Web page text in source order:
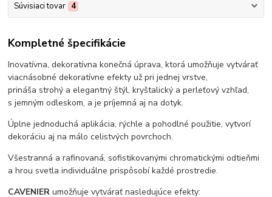
Súvisiaci tovar 4
Kompletné špecifikácie
Inovatívna, dekoratívna konečná úprava, ktorá umožňuje vytvárať
viacnásobné dekoratívne efekty už pri jednej vrstve,
prináša strohý a elegantný štýl, kryštalický a perleťový vzhľad,
s jemným odleskom, a je príjemná aj na dotyk.
Úplne jednoduchá aplikácia, rýchle a pohodlné použitie, vytvorí
dekoráciu aj na málo celistvých povrchoch.
Všestranná a rafinovaná, sofistikovanými chromatickými odtieňmi
a hrou svetla individuálne prispôsobí každé prostredie.
CAVENIER umožňuje vytvárať nasledujúce efekty: